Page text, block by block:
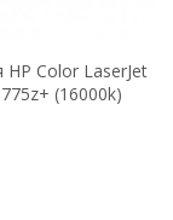
Color LaserJet
(16000k)